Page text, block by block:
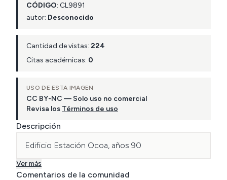
CÓDIGO: CL9891
autor: Desconocido
Cantidad de vistas: 224
Citas académicas: 0
USO DE ESTA IMAGEN
CC BY-NC — Solo uso no comercial
Revisa los Términos de uso
Descripción
Edificio Estación Ocoa, años 90
Ver más
Comentarios de la comunidad